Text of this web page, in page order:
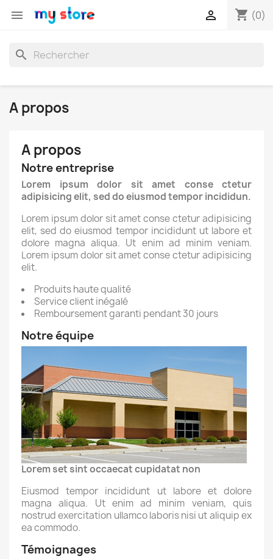
 shopping_cart (0)

search
A propos
A propos
Notre entreprise
Lorem ipsum dolor sit amet conse ctetur
adipisicing elit, sed do eiusmod tempor incididun.
Lorem ipsum dolor sit amet conse ctetur adipisicing
elit, sed do eiusmod tempor incididunt ut labore et
dolore magna aliqua. Ut enim ad minim veniam.
Lorem ipsum dolor sit amet conse ctetur adipisicing
elit.
Produits haute qualité
Service client inégalé
Remboursement garanti pendant 30 jours
Notre équipe
Lorem set sint occaecat cupidatat non
Eiusmod tempor incididunt ut labore et dolore
magna aliqua. Ut enim ad minim veniam, quis
nostrud exercitation ullamco laboris nisi ut aliquip ex
ea commodo.
Témoignages